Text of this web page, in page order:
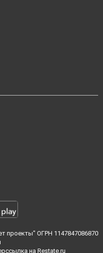
проекты" ОГРН 1147847086870
на Restate.ru